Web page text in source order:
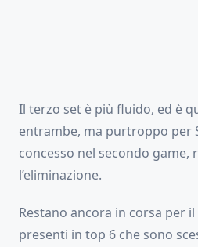
Il terzo set è più fluido, ed è
entrambe, ma purtroppo per
concesso nel secondo game,
l’eliminazione.
Restano ancora in corsa per
presenti in top 6 che sono